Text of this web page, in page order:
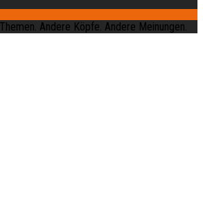
Andere Köpfe. Andere Meinungen.